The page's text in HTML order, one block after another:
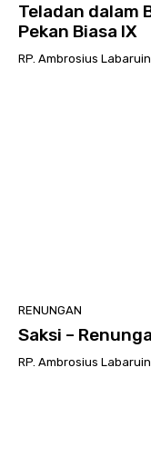
Teladan dalam
Pekan Biasa IX
RP. Ambrosius
RENUNGAN
Saksi –
RP. Ambrosius